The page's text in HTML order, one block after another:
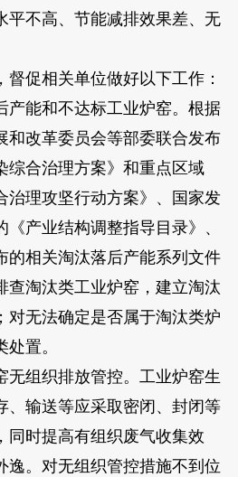
平不高、节能减排效果差、无
促相关单位做好以下工作：
能和不达标工业炉窑。根据
和改革委员会等部委联合发布
综合治理方案》和重点区域
治理攻坚行动方案》、国家发
产业结构调整指导目录》、
的相关淘汰落后产能系列文件
查淘汰类工业炉窑，建立淘汰
对无法确定是否属于淘汰类炉
置。
组织排放管控。工业炉窑生
、输送等应采取密闭、封闭等
同时提高有组织废气收集效
逸。对无组织管控措施不到位